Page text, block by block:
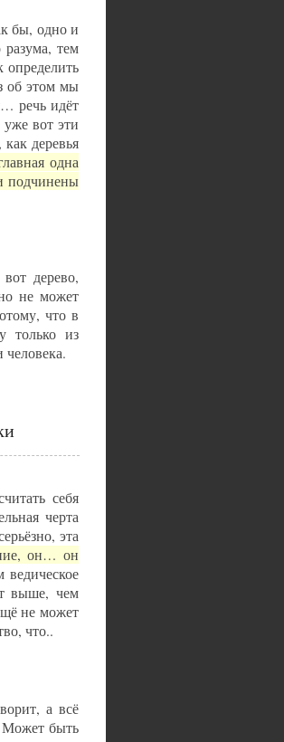
бы, одно и
тем
определить
об этом мы
речь идёт
уже вот эти
деревья
одна
подчинены
дерево,
не может
что в
только из
себя
черта
эта
он… он
ведическое
выше, чем
не может
что..
а всё
Может быть